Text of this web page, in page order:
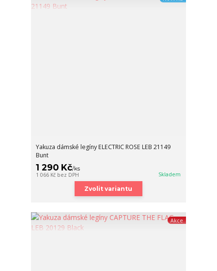
Yakuza dámské legíny ELECTRIC ROSE LEB 21149
Bunt
1 290 Kč/ks
1 066 Kč bez DPH Skladem
Zvolit variantu
Akce